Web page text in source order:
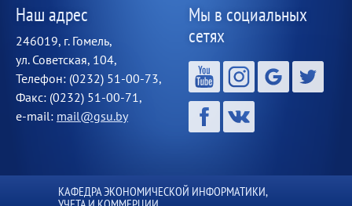
Наш адрес
246019, г. Гомель,
ул. Советская, 104,
Телефон: (0232) 51-00-73,
Факс: (0232) 51-00-71,
e-mail: mail@gsu.by
Мы в социальных
сетях
КАФЕДРА ЭКОНОМИЧЕСКОЙ ИНФОРМАТИКИ,